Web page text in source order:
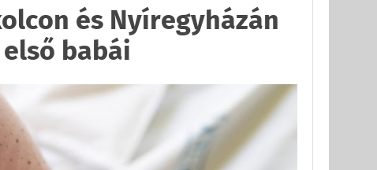
és Nyíregyházán
babái